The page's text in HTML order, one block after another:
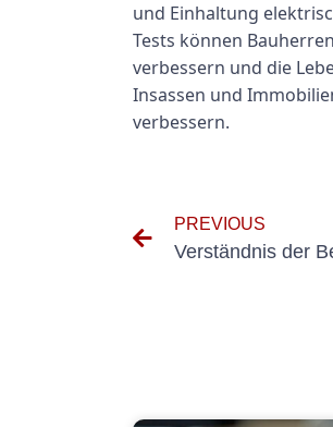
und Einhaltung
Tests können
verbessern und die
Insassen und
verbessern.
PREVIOUS